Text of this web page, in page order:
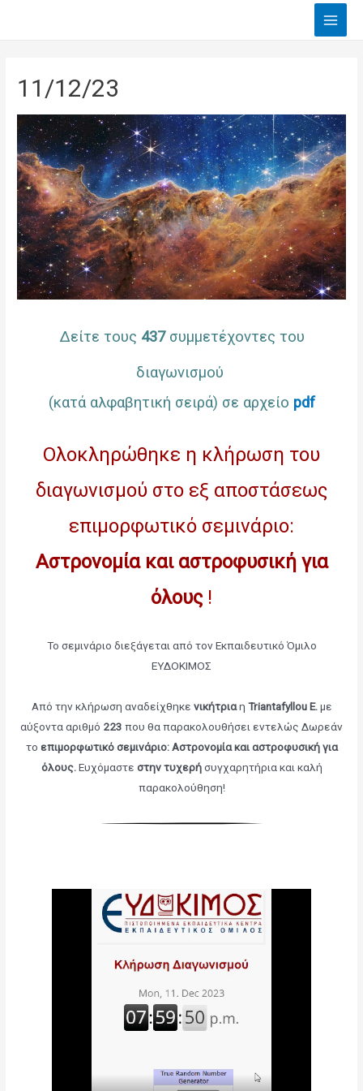
Main
11/12/23
Δείτε τους 437συμμετέχοντες του
διαγωνισμού
(κατά αλφαβητική σειρά) σε αρχείο pdf
Ολοκληρώθηκε η κλήρωση του
διαγωνισμού στο εξ αποστάσεως
επιμορφωτικό σεμινάριο:
Αστρονομία και αστροφυσική για
όλους !
Το σεμινάριο διεξάγεται από τον Εκπαιδευτικό Όμιλο
ΕΥΔΟΚΙΜΟΣ
Από την κλήρωση αναδείχθηκε νικήτριαη Triantafyllou E. με
αύξοντα αριθμό 223 που θα παρακολουθήσει εντελώς Δωρεάν
το επιμορφωτικό σεμινάριο: Αστρονομία και αστροφυσική για
όλους.Ευχόμαστε στην τυχερήσυγχαρητήρια και καλή
παρακολούθηση!